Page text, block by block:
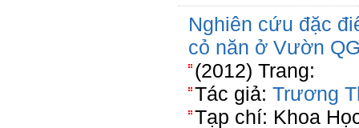
Nghiên cứu đặc
cỏ năn ở Vườn
(2012) Trang:
Tác giả: Trương
Tạp chí: Khoa